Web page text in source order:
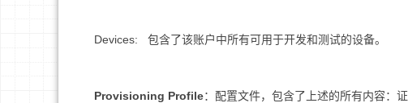
Devices: 包含了该账户中所有可用于开发和测试的设备。
Provisioning Profile：配置文件，包含了上述的所有内容：